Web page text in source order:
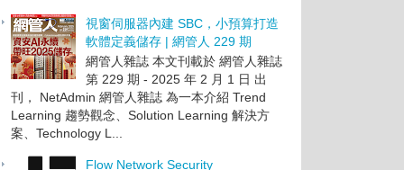
視窗伺服器內建 SBC，小預算打造
軟體定義儲存 | 網管人 229 期
網管人雜誌 本文刊載於 網管人雜誌
第 229 期 - 2025 年 2 月 1 日 出
刊， NetAdmin 網管人雜誌 為一本介紹 Trend
Learning 趨勢觀念、Solution Learning 解決方
案、Technology L...
Flow Network Security